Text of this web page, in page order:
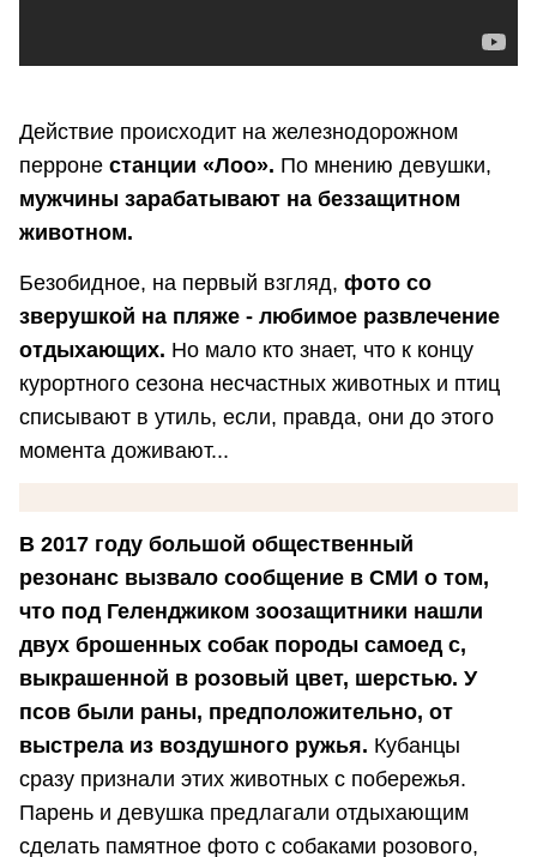
Действие происходит на железнодорожном
перроне станции «Лоо». По мнению девушки,
мужчины зарабатывают на беззащитном
животном.
Безобидное, на первый взгляд, фото со
зверушкой на пляже - любимое развлечение
отдыхающих. Но мало кто знает, что к концу
курортного сезона несчастных животных и птиц
списывают в утиль, если, правда, они до этого
момента доживают...
В 2017 году большой общественный
резонанс вызвало сообщение в СМИ о том,
что под Геленджиком зоозащитники нашли
двух брошенных собак породы самоед с,
выкрашенной в розовый цвет, шерстью. У
псов были раны, предположительно, от
выстрела из воздушного ружья. Кубанцы
сразу признали этих животных с побережья.
Парень и девушка предлагали отдыхающим
сделать памятное фото с собаками розового,